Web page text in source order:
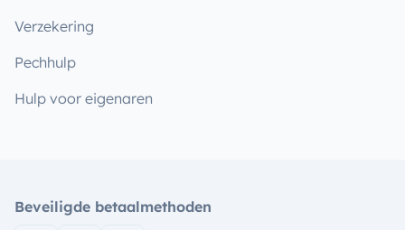
Verzekering
Pechhulp
Hulp voor eigenaren
Beveiligde betaalmethoden